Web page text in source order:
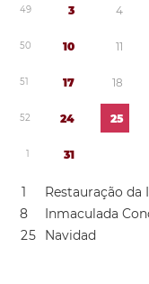
49 3 4
50 10 11
51 17 18
52 24 25
1 31
1
Restauração da
8
Inmaculada
25 Navidad